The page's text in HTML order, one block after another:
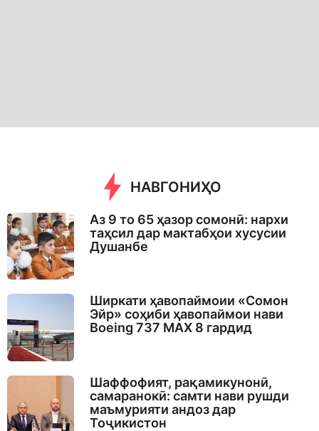
НАВГОНИҲО
Аз 9 то 65 ҳазор сомонӣ: нархи
таҳсил дар мактабҳои хусусии
Душанбе
Ширкати ҳавопаймоии «Сомон
Эйр» соҳиби ҳавопаймои нави
Boeing 737 MAX 8 гардид
Шаффофият, рақамикунонӣ,
самаранокӣ: самти нави рушди
маъмурияти андоз дар
Тоҷикистон